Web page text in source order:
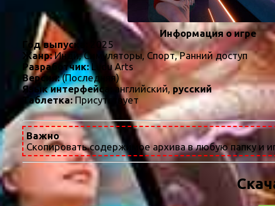
Информация о игре
Год выпуска:
2025
Жанр:Инди, Симуляторы, Спорт, Ранний доступ
Разработчик:Ludu Arts
Версия:(Последняя)
Язык интерфейса:
английский, русский
Таблетка: Присутствует
Важно
Скопировать содержимое архива в любую папку и